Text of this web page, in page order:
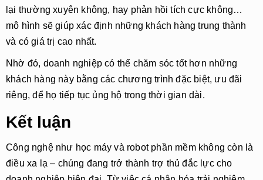
lại thường xuyên không, hay phản hồi tích cực không…
mô hình sẽ giúpxác định những khách hàng trung thành
và có giá trị cao nhất.
Nhờ đó, doanh nghiệp có thể chăm sóc tốt hơn những
khách hàng này bằng các chương trình đặc biệt, ưu đãi
riêng, để họ tiếp tục ủng hộ trong thời gian dài.
Kết luận
Công nghệ như học máy và robot phần mềm không còn là
điều xa lạ – chúng đang trở thành trợ thủ đắc lực cho